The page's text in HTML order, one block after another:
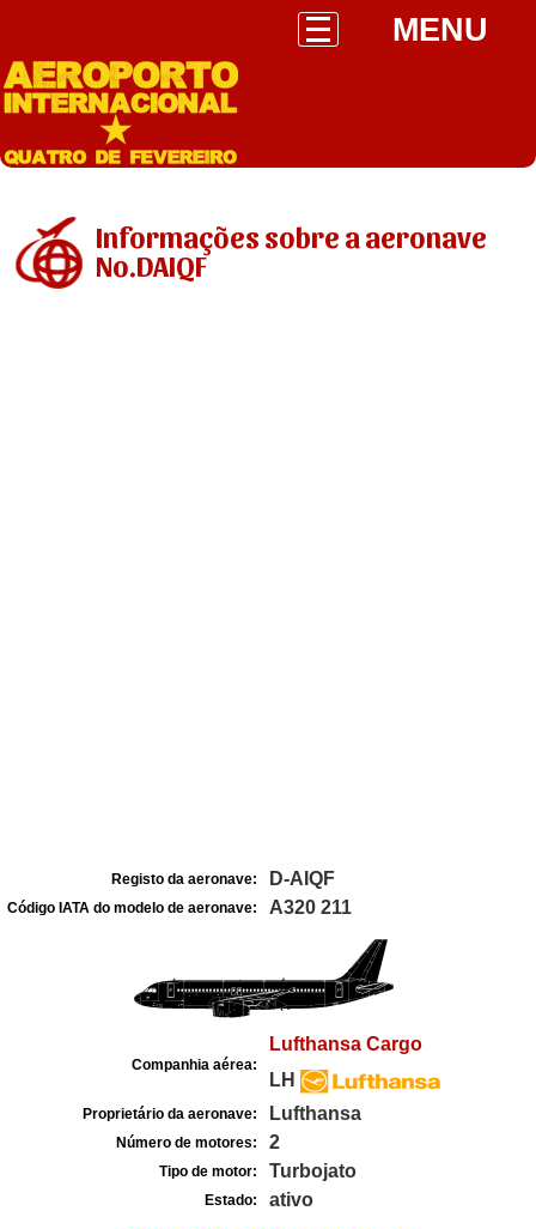
MENU
Informações sobre a aeronave
No.DAIQF
Registo da aeronave: D-AIQF
Código IATA do modelo de aeronave: A320 211
Companhia aérea:
Lufthansa Cargo
LH
Proprietário da aeronave: Lufthansa
Número de motores: 2
Tipo de motor: Turbojato
Estado: ativo